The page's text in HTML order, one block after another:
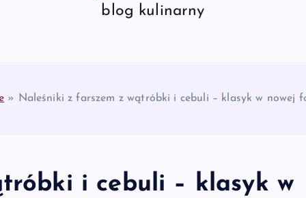
blog kulinarny
» Naleśniki z farszem z wątróbki i cebuli – klasyk w nowej
i cebuli – klasyk w